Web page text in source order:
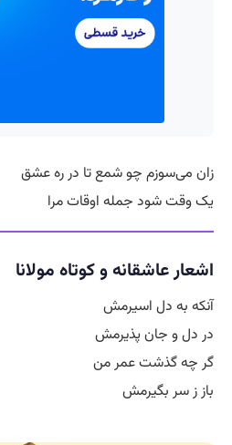
زان می‌سوزم چو شمع تا در ره عشق
یک وقت شود جمله اوقات مرا
اشعار عاشقانه و کوتاه مولانا
آنکه به دل اسیرمش
در دل و جان پذیرمش
گر چه گذشت عمر من
باز ز سر بگیرمش